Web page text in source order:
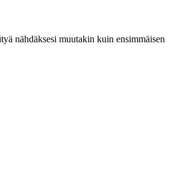
nähdäksesi muutakin kuin ensimmäisen